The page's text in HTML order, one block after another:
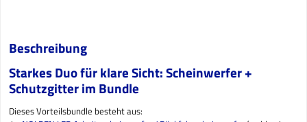
Beschreibung
Starkes Duo für klare Sicht: Scheinwerfer +
Schutzgitter im Bundle
Dieses Vorteilsbundle besteht aus: